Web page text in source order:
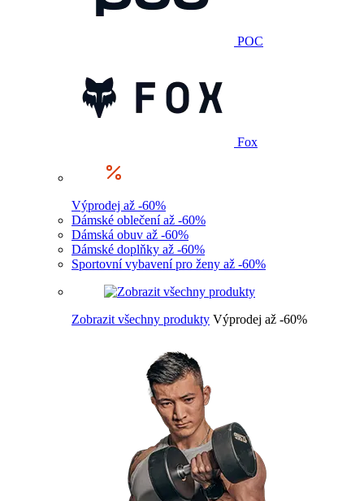
POC
Fox
Výprodej až -60%
Dámské oblečení až -60%
Dámská obuv až -60%
Dámské doplňky až -60%
Sportovní vybavení pro ženy až -60%
Zobrazit všechny produkty Výprodej až -60%